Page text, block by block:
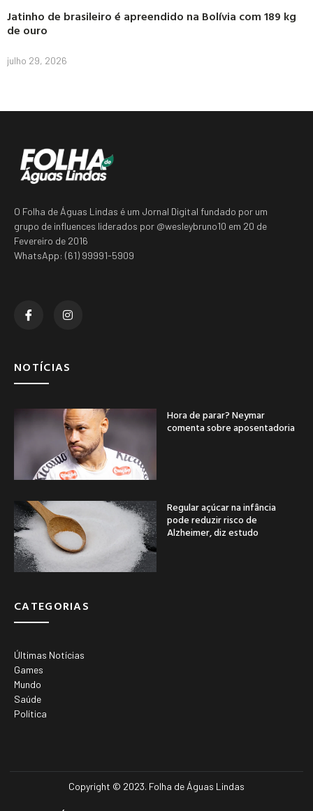
Jatinho de brasileiro é apreendido na Bolívia com 189 kg
de ouro
julho 29, 2026
O Folha de Águas Lindas é um Jornal Digital fundado por um
grupo de influences liderados por @wesleybruno10 em 20 de
Fevereiro de 2016
WhatsApp: (61) 99991-5909
NOTÍCIAS
Hora de parar? Neymar
comenta sobre aposentadoria
Regular açúcar na infância
pode reduzir risco de
Alzheimer, diz estudo
CATEGORIAS
Últimas Notícias
Games
Mundo
Saúde
Política
Copyright © 2023. Folha de Águas Lindas